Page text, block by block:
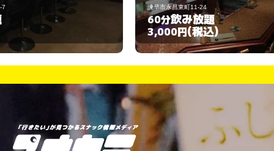
60分 飲み放題
3,000円